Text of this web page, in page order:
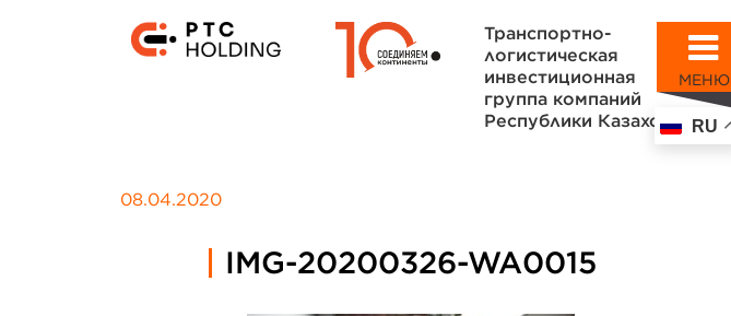
МЕНЮ
RU
Транспортно-
логистическая
инвестиционная
группа компаний
Республики Казахстан
08.04.2020
IMG-20200326-WA0015